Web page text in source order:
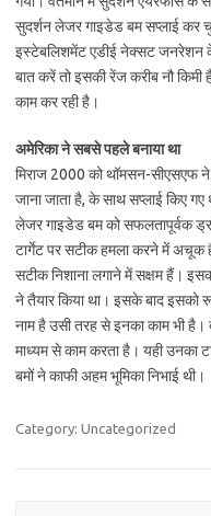
सुदर्शन लेजर गाइडेड बम सप्‍लाई कर
इस्‍टेबलिशमेंट एडीई नेक्‍सट जनरेशन
बात करें तो इसकी रेंज करीब नौ
काम कर रही है।
अमेरिका ने सबसे पहले बनाया था
मिराज 2000 को थॉमसन-सीएसएफ
जाना जाता है, के साथ सप्‍लाई किए
लेजर गाइडेड बम को सफलतापूर्वक
टार्गेट पर सटीक हमला करने में
सटीक निशाना लगाने में सक्षम हैं।
ने तैयार किया था। इसके बाद इसको
नाम है उसी तरह से इनका काम भी
माध्‍यम से काम करता है। यही उनका
बमों ने काफी अहम भूमिका निभाई थी।
Category: Uncategorized